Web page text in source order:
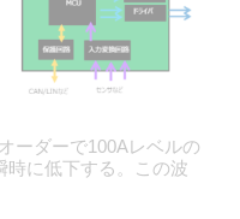
ーダーで100Aレベルの
時に低下する。この波